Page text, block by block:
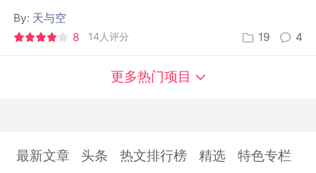
By: 天与空
8
14人评分 19 4
更多热门项目
最新文章 头条 热文排行榜 精选 特色专栏